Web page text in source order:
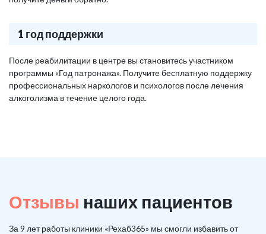
1 год поддержки
После реабилитации в центре вы становитесь участником
программы «Год патронажа». Получите бесплатную поддержку
профессиональных наркологов и психологов после лечения
алкоголизма в течение целого года.
Отзывы наших пациентов
За 9 лет работы клиники «Рехаб365» мы смогли избавить от